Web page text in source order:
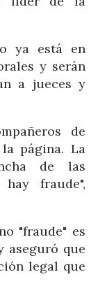
ya está en
y serán
a jueces y
de
página. La
de las
fraude",
"fraude" es
aseguró que
legal que